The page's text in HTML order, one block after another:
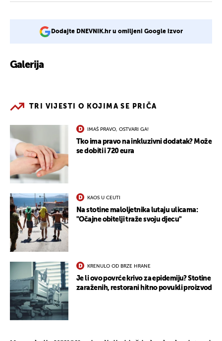
Dodajte DNEVNIK.hr u omiljeni Google izvor
Galerija
TRI VIJESTI O KOJIMA SE PRIČA
IMAŠ PRAVO, OSTVARI GA!
Tko ima pravo na inkluzivni dodatak? Može
se dobiti i 720 eura
KAOS U CEUTI
Na stotine maloljetnika lutaju ulicama:
"Očajne obitelji traže svoju djecu"
KRENULO OD BRZE HRANE
Je li ovo povrće krivo za epidemiju? Stotine
zaraženih, restorani hitno povukli proizvod